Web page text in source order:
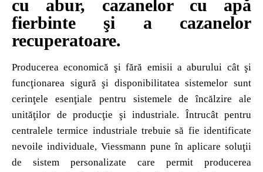
cu abur, cazanelor cu apă
fierbinte şi a cazanelor
recuperatoare.
Producerea economică şi fără emisii a aburului cât şi
funcţionarea sigură şi disponibilitatea sistemelor sunt
cerinţele esenţiale pentru sistemele de încălzire ale
unităţilor de producţie şi industriale. Întrucât pentru
centralele termice industriale trebuie să fie identificate
nevoile individuale, Viessmann pune în aplicare soluţii
de sistem personalizate care permit producerea